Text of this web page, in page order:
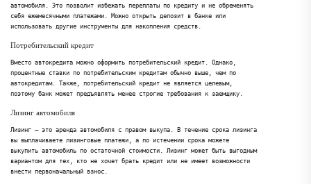
автомобиля. Это позволит избежать переплаты по кредиту и не обременять
себя ежемесячными платежами. Можно открыть депозит в банке или
использовать другие инструменты для накопления средств.
Потребительский кредит
Вместо автокредита можно оформить потребительский кредит. Однако,
процентные ставки по потребительским кредитам обычно выше, чем по
автокредитам. Также, потребительский кредит не является целевым,
поэтому банк может предъявлять менее строгие требования к заемщику.
Лизинг автомобиля
Лизинг – это аренда автомобиля с правом выкупа. В течение срока лизинга
вы выплачиваете лизинговые платежи, а по истечении срока можете
выкупить автомобиль по остаточной стоимости. Лизинг может быть выгодным
вариантом для тех, кто не хочет брать кредит или не имеет возможности
внести первоначальный взнос.